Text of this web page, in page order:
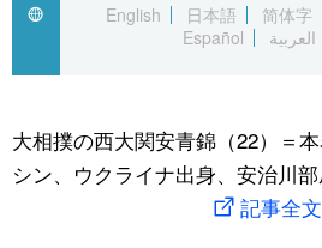
国際
文化
アーカイブ
Japan Data
動画/Live
スポーツ・東京2020
English
日本語 简体字
Español
العربية
大相撲の西大関安青錦（22）＝
シン、ウクライナ出身、安治川
記事全